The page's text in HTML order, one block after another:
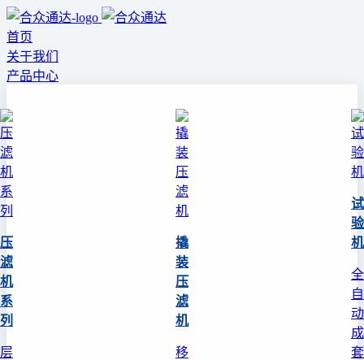
首页
关于我们
产品中心
压
滤
机
系
列
层
撬
装
压
滤
机
移
试
验
机
全
自
动
成
套